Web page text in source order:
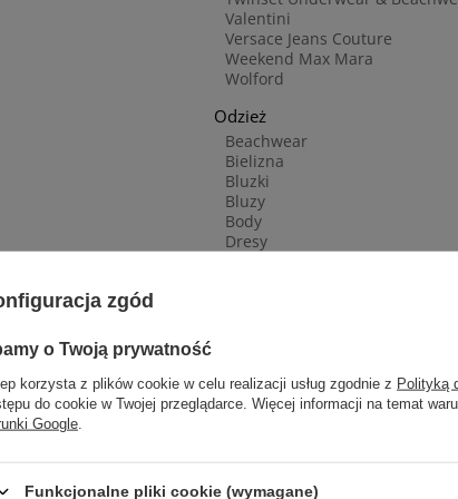
Valentini
Versace Jeans Couture
Weekend Max Mara
Wolford
Odzież
Beachwear
Bielizna
Bluzki
Bluzy
Body
Dresy
Kombinezony
Koszule
Płaszcze
zgód
o Twoją prywatność
korzysta z plików cookie w celu realizacji usług zgodnie z Polityką
do cookie w Twojej przeglądarce. Więcej informacji na temat
Google
Funkcjonalne pliki cookie (wymagane)